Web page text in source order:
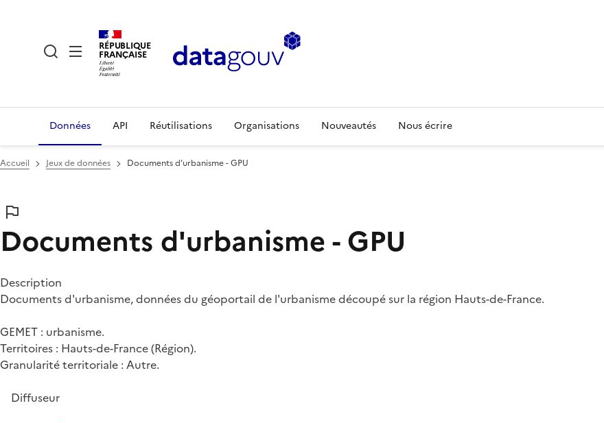
RÉPUBLIQUE
FRANÇAISE
Données API Réutilisations Organisations Nouveautés Nous écrire
Accueil Jeux de données Documents d'urbanisme - GPU
Documents d'urbanisme - GPU
Description
Documents d'urbanisme, données du géoportail de l'urbanisme découpé sur la région Hauts-de-France.
GEMET : urbanisme.
Territoires : Hauts-de-France (Région).
Granularité territoriale : Autre.
Diffuseur